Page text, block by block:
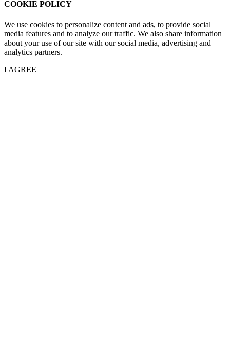
COOKIE POLICY
We use cookies to personalize content and ads, to provide social
media features and to analyze our traffic. We also share information
about your use of our site with our social media, advertising and
analytics partners.
I AGREE